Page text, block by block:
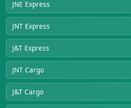
JNE Express
JNT Express
J&T Express
JNT Cargo
J&T Cargo